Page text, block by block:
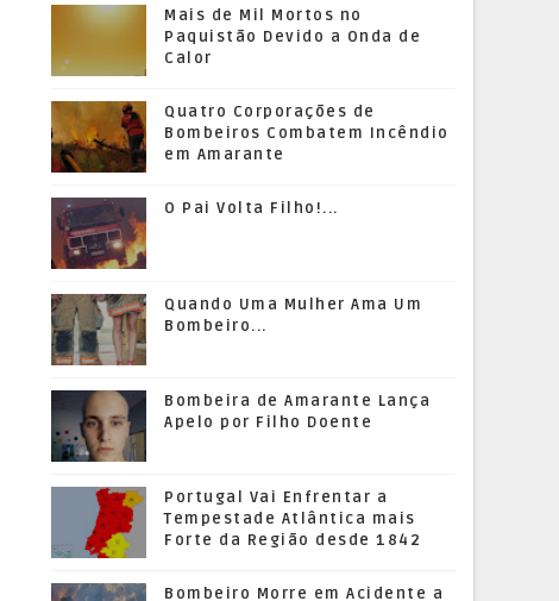
Mais de Mil Mortos no
Paquistão Devido a Onda de
Calor
Quatro Corporações de
Bombeiros Combatem Incêndio
em Amarante
O Pai Volta Filho!...
Quando Uma Mulher Ama Um
Bombeiro...
Bombeira de Amarante Lança
Apelo por Filho Doente
Portugal Vai Enfrentar a
Tempestade Atlântica mais
Forte da Região desde 1842
Bombeiro Morre em Acidente a